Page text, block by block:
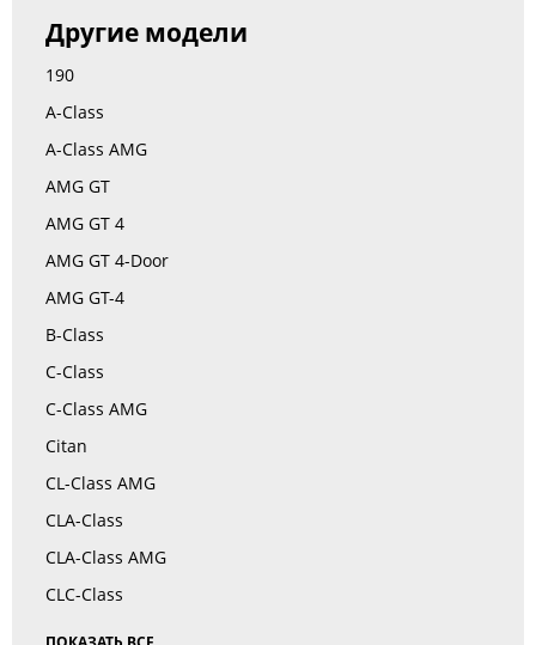
Другие модели
190
A-Class
A-Class AMG
AMG GT
AMG GT 4
AMG GT 4-Door
AMG GT-4
B-Class
C-Class
C-Class AMG
Citan
CL-Class AMG
CLA-Class
CLA-Class AMG
CLC-Class